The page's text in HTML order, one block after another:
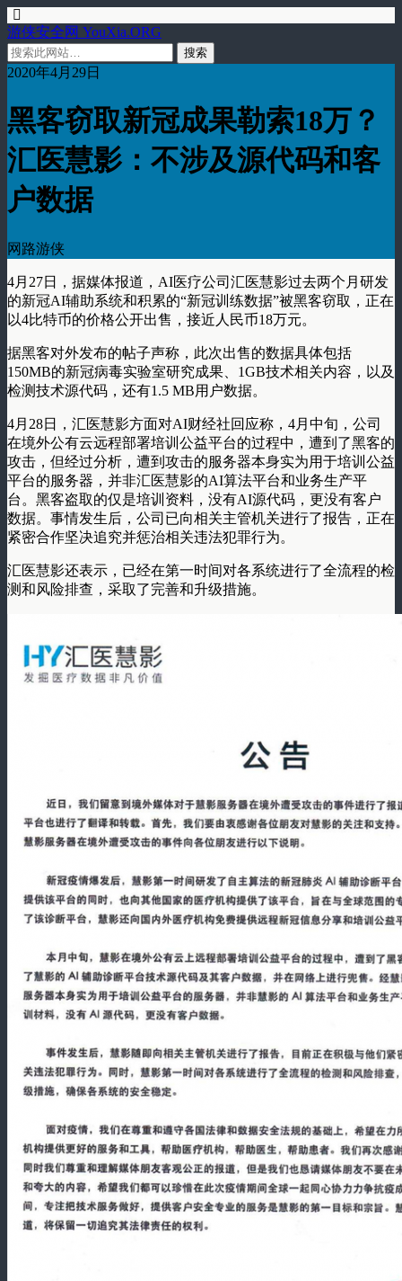
游侠安全网 YouXia.ORG
2020年4月29日
黑客窃取新冠成果勒索18万？
汇医慧影：不涉及源代码和客
户数据
网路游侠
4月27日，据媒体报道，AI医疗公司汇医慧影过去两个月研发
的新冠AI辅助系统和积累的“新冠训练数据”被黑客窃取，正在
以4比特币的价格公开出售，接近人民币18万元。
据黑客对外发布的帖子声称，此次出售的数据具体包括
150MB的新冠病毒实验室研究成果、1GB技术相关内容，以及
检测技术源代码，还有1.5 MB用户数据。
4月28日，汇医慧影方面对AI财经社回应称，4月中旬，公司
在境外公有云远程部署培训公益平台的过程中，遭到了黑客的
攻击，但经过分析，遭到攻击的服务器本身实为用于培训公益
平台的服务器，并非汇医慧影的AI算法平台和业务生产平
台。黑客盗取的仅是培训资料，没有AI源代码，更没有客户
数据。事情发生后，公司已向相关主管机关进行了报告，正在
紧密合作坚决追究并惩治相关违法犯罪行为。
汇医慧影还表示，已经在第一时间对各系统进行了全流程的检
测和风险排查，采取了完善和升级措施。